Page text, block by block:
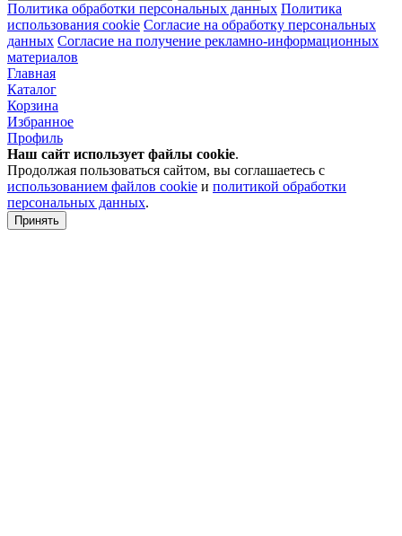
Политика обработки персональных данных Политика
использования cookie Согласие на обработку персональных
данных Согласие на получение рекламно-информационных
материалов
Главная
Каталог
Корзина
Избранное
Профиль
Наш сайт использует файлы cookie.
Продолжая пользоваться сайтом, вы соглашаетесь с
использованием файлов cookie и политикой обработки
персональных данных.
Принять